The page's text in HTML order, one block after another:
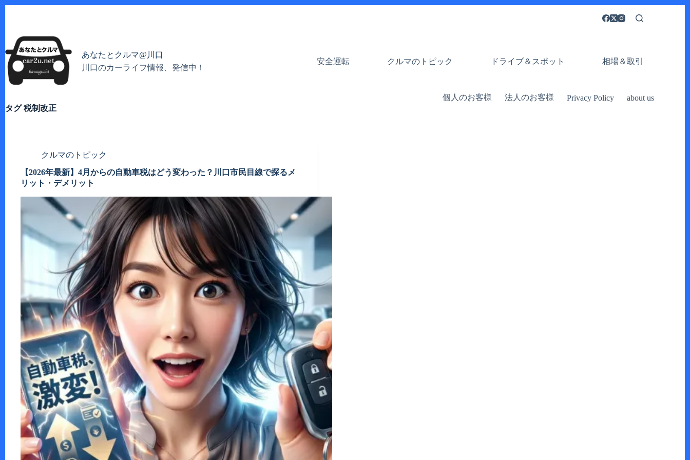
ツ
へ
ス
キ
プ
あなたとクルマ@川口
川口のカーライフ情報、発信中！
安全運転 クルマのトピック ドライブ＆スポット 相場＆取引
個人のお客様 法人のお客様 Privacy Policy
about us
タグ税制改正
クルマのトピック
【2026年最新】4月からの自動車税はどう変わった？川口市民目線で探るメ
リット・デメリット